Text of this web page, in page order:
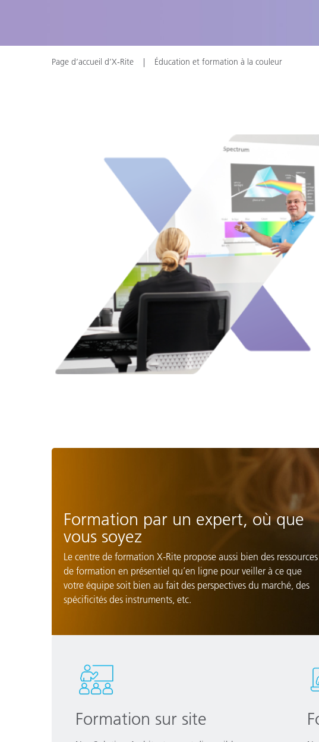
Page d’accueil d’X-Rite Éducation et formation à la couleur
Formation par un expert, où que
vous soyez
Le centre de formation X-Rite propose aussi bien des ressources
de formation en présentiel qu’en ligne pour veiller à ce que
votre équipe soit bien au fait des perspectives du marché, des
spécificités des instruments, etc.
Formation sur site